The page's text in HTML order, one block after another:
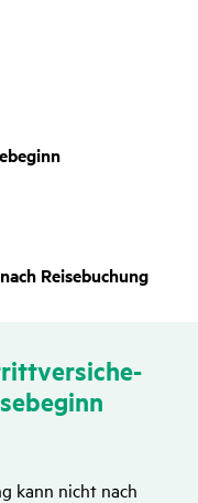
Reisebuchung
kann nicht nach